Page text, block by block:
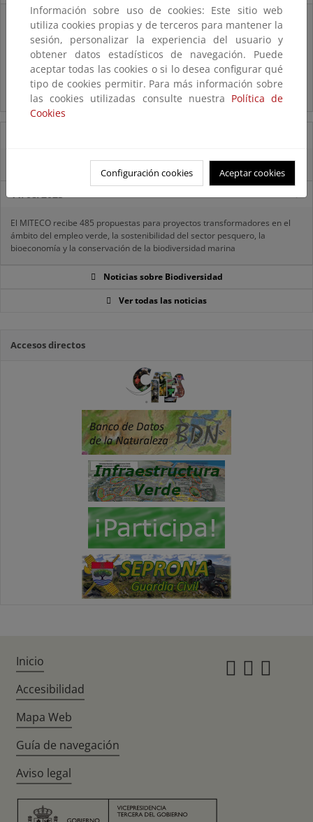
Listas patrón
El MITECO revisa y actualiza la Lista Patrón de las especies
silvestres presentes en España
Preguntas frecuentes...
Acceso a los recursos genéticos y reparto de beneficios
El OAPN y el IEO-CSIC exploran los fondos marinos de las Islas Chafarinas
11/08/2025
El MITECO recibe 485 propuestas para proyectos transformadores en el
ámbito del empleo verde, la sostenibilidad del sector pesquero, la
bioeconomía y la conservación de la biodiversidad marina
Noticias sobre Biodiversidad
Ver todas las noticias
Accesos directos
Información sobre uso de cookies: Este sitio web
utiliza cookies propias y de terceros para mantener la
sesión, personalizar la experiencia del usuario y
obtener datos estadísticos de navegación. Puede
aceptar todas las cookies o si lo desea configurar qué
tipo de cookies permitir. Para más información sobre
las cookies utilizadas consulte nuestra Política de
Cookies
Configuración cookies Aceptar cookies
Inicio
Accesibilidad
Mapa Web
Guía de navegación
Aviso legal